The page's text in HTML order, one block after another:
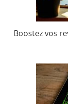
Boostez vos